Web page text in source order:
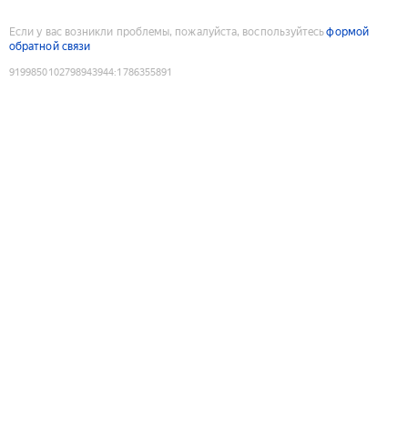
Если у вас возникли проблемы, пожалуйста, воспользуйтесьформой
обратной связи
9199850102798943944:1786355891